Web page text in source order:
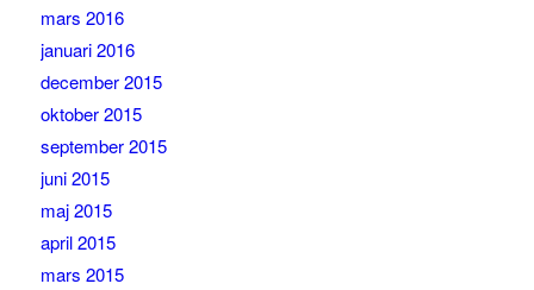
mars 2016
januari 2016
december 2015
oktober 2015
september 2015
juni 2015
maj 2015
april 2015
mars 2015